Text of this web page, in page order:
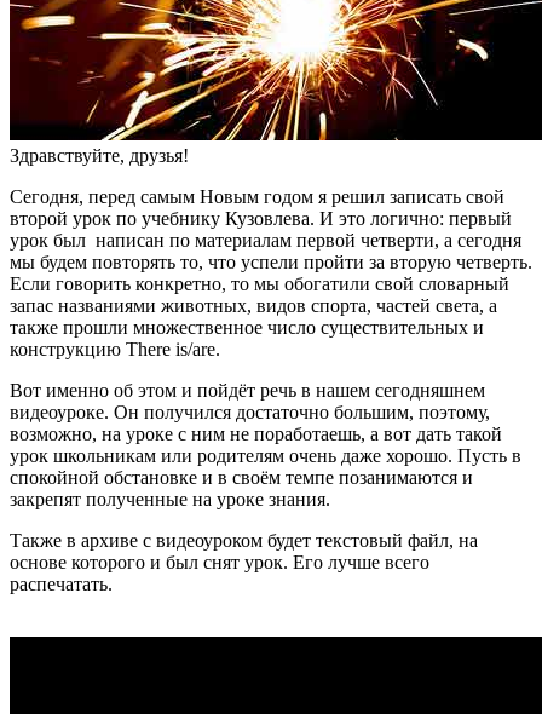
Здравствуйте, друзья!
Сегодня, перед самым Новым годом я решил записать свой
второй урок по учебнику Кузовлева. И это логично: первый
урок был написан по материалам первой четверти, а сегодня
мы будем повторять то, что успели пройти за вторую четверть.
Если говорить конкретно, то мы обогатили свой словарный
запас названиями животных, видов спорта, частей света, а
также прошли множественное число существительных и
конструкцию There is/are.
Вот именно об этом и пойдёт речь в нашем сегодняшнем
видеоуроке. Он получился достаточно большим, поэтому,
возможно, на уроке с ним не поработаешь, а вот дать такой
урок школьникам или родителям очень даже хорошо. Пусть в
спокойной обстановке и в своём темпе позанимаются и
закрепят полученные на уроке знания.
Также в архиве с видеоуроком будет текстовый файл, на
основе которого и был снят урок. Его лучше всего
распечатать.